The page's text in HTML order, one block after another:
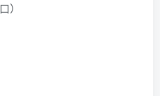
）